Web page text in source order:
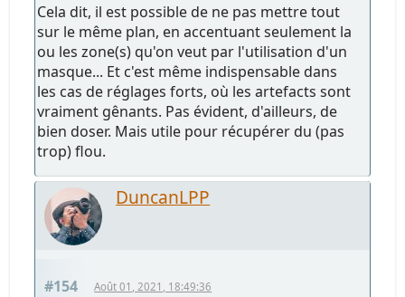
Cela dit, il est possible de ne pas mettre tout
sur le même plan, en accentuant seulement la
ou les zone(s) qu'on veut par l'utilisation d'un
masque... Et c'est même indispensable dans
les cas de réglages forts, où les artefacts sont
vraiment gênants. Pas évident, d'ailleurs, de
bien doser. Mais utile pour récupérer du (pas
trop) flou.
DuncanLPP
#154 Août 01, 2021, 18:49:36